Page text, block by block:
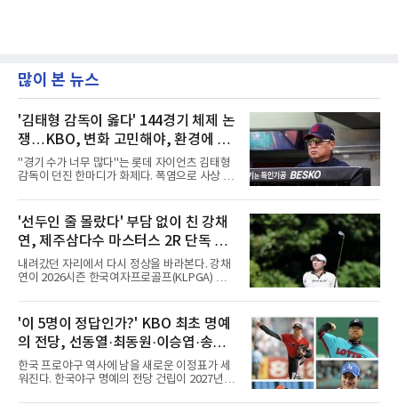
많이 본 뉴스
'김태형 감독이 옳다' 144경기 체제 논
쟁…KBO, 변화 고민해야, 환경에 맞
는 경기 수가 바람직
"경기 수가 너무 많다"는 롯데 자이언츠 김태형
감독이 던진 한마디가 화제다. 폭염으로 사상 초
독은 단순히 더위를 이야기하지 않았다. 우천,
폭염, 부상 등 변수가 늘어나는 현실에서 현재
팀당 144경기 체제가 과연 지속 가능한지 질문
을 던졌다.물론 144경기가 세계적으로 특별히
많은 숫자는 아니다. 메이저리그는 팀당 162경
기, 일본프로야구도 143~144경기를 치른다. 숫
자만 놓고 보면 KBO가 유난히 혹사 구조라고 말
비교하기 어려울 정도로 폭염이 길어지고 강해
지고 있다. 여기에 장마, 이
'선두인 줄 몰랐다' 부담 없이 친 강채
연, 제주삼다수 마스터스 2R 단독 선
두
내려갔던 자리에서 다시 정상을 바라본다. 강채
연이 2026시즌 한국여자프로골프(KLPGA) 투어
억 원, 우승상금 1억8000만 원) 2라운드에서 단
독 선두로 도약했다.강채연은 7일 제주도 서귀
포의 테디밸리 골프앤리조트(파72)에서 열린 2
라운드에서 버디 5개와 보기 1개를 묶어 4언더
파 68타를 쳤다. 중간합계 9언더파 135타로 전
날 공동 4위에서 선두로 올라섰다. 공동 2위 그
룹(8언더파 136타)과는 한 타 차다.이 대회는 그
'이 5명이 정답인가?' KBO 최초 명예
의 전당, 선동열·최동원·이승엽·송진
우·김응용을 둘러싼 논쟁
한국 프로야구 역사에 남을 새로운 이정표가 세
워진다. 한국야구 명예의 전당 건립이 2027년으
문으로 향하고 있다. "누가 한국 야구 최초의 명